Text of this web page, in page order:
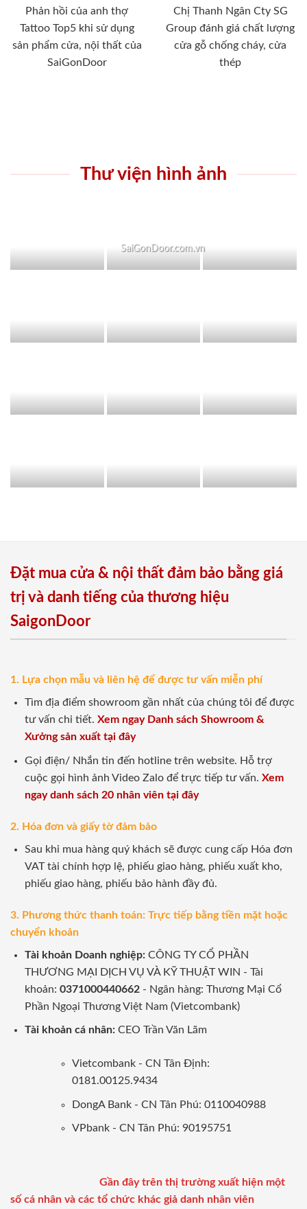
Phản hồi của anh thợ
Tattoo Top5 khi sử dụng
sản phẩm cửa, nội thất của
SaiGonDoor
Chị Thanh Ngân Cty SG
Group đánh giá chất lượng
cửa gỗ chống cháy, cửa
thép
Thư viện hình ảnh
SaiGonDoor.com.vn
Đặt mua cửa & nội thất đảm bảo bằng giá
trị và danh tiếng của thương hiệu
SaigonDoor
1. Lựa chọn mẫu và liên hệ để được tư vấn miễn phí
Tìm địa điểm showroom gần nhất của chúng tôi để được
tư vấn chi tiết. Xem ngay Danh sách Showroom &
Xưởng sản xuất tại đây
Gọi điện/ Nhắn tin đến hotline trên website. Hỗ trợ
cuộc gọi hình ảnh Video Zalo để trực tiếp tư vấn. Xem
ngay danh sách 20 nhân viên tại đây
2. Hóa đơn và giấy tờ đảm bảo
Sau khi mua hàng quý khách sẽ được cung cấp Hóa đơn
VAT tài chính hợp lệ, phiếu giao hàng, phiếu xuất kho,
phiếu giao hàng, phiếu bảo hành đầy đủ.
3. Phương thức thanh toán: Trực tiếp bằng tiền mặt hoặc
chuyển khoản
Tài khoản Doanh nghiệp:CÔNG TY CỔ PHẦN
THƯƠNG MẠI DỊCH VỤ VÀ KỸ THUẬT WIN - Tài
khoản: 0371000440662- Ngân hàng: Thương Mại Cổ
Phần Ngoại Thương Việt Nam (Vietcombank)
Tài khoản cá nhân: CEO Trần Văn Lãm
Vietcombank - CN Tân Định:
0181.00125.9434
DongA Bank - CN Tân Phú: 0110040988
VPbank - CN Tân Phú: 90195751
Gần đây trên thị trường xuất hiện một
số cá nhân và các tổ chức khác giả danh nhân viên